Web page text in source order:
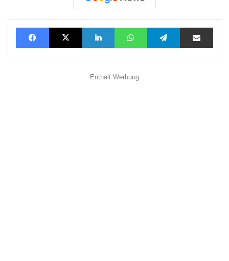
FacebookX LinkedInWhatsAppTelegramTeilen via E-Mail
Enthält Werbung